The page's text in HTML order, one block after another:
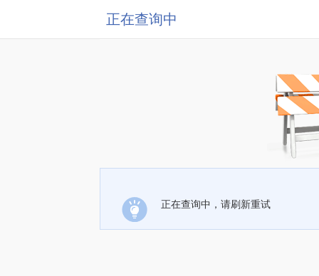
正在查询中
正在查询中，请刷新重试